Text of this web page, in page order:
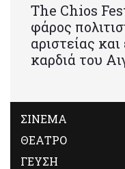
Τhe Chios
φάρος
αριστείας
καρδιά του
ΣΙΝΕΜΑ
ΘΕΑΤΡΟ
ΓΕΥΣΗ